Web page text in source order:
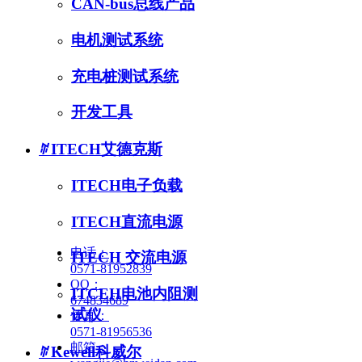
CAN-bus总线产品
电机测试系统
充电桩测试系统
开发工具
ꄶ ITECH艾德克斯
ITECH电子负载
ITECH直流电源
ITECH 交流电源
ITCEH电池内阻测
试仪
ꄶ Kewell科威尔
电话：
0571-81952839
QQ：
674834689
传真：
0571-81956536
邮箱：